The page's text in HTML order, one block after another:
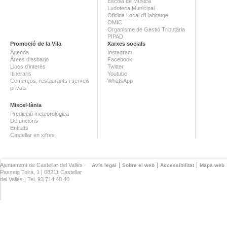
Ludoteca Municipal
Oficina Local d'Habitatge
OMIC
Organisme de Gestió Tributària
PIPAD
Promoció de la Vila
Agenda
Àrees d'esbarjo
Llocs d'interès
Itineraris
Comerços, restaurants i serveis
privats
Miscel·lània
Predicció meteorològica
Defuncions
Entitats
Castellar en xifres
Xarxes socials
Instagram
Facebook
Twitter
Youtube
WhatsApp
Avís legal Sobre el web Accessibilitat Mapa web
Ajuntament de Castellar del Vallès ·
Passeig Tolrà, 1 | 08211 Castellar
del Vallès | Tel. 93 714 40 40